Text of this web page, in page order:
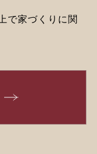
で家づくりに関